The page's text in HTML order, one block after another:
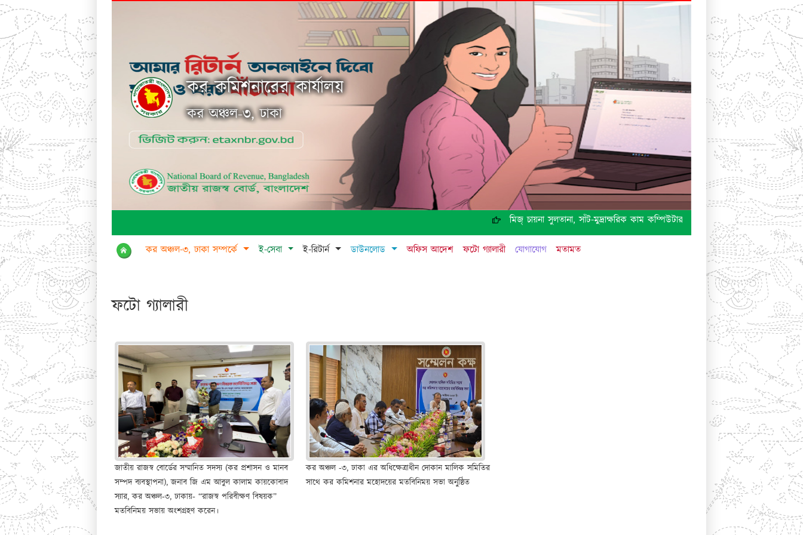
কর কমিশনারের কার্যালয়
কর অঞ্চল-৩, ঢাকা
মিজ্ চায়না সুলতানা, সাঁট-মুদ্রাক্ষরিক কাম কম্পিউটার অপারেটর, কর অঞ্চল-৩, ঢাকা এর
কর অঞ্চল-৩, ঢাকা সম্পর্কে ই-সেবা ই-রিটার্ন ডাউনলোড অফিস আদেশ ফটো গ্যালারী যোগাযোগ মতামত
ফটো গ্যালারী
জাতীয় রাজস্ব বোর্ডের সম্মানিত সদস্য (কর প্রশাসন ও মানব
সম্পদ ব্যবস্থাপনা), জনাব জি এম আবুল কালাম কায়কোবাদ
স্যার, কর অঞ্চল-৩, ঢাকায়- “রাজস্ব পরিবীক্ষণ বিষয়ক”
মতবিনিময় সভায় অংশগ্রহণ করেন।
কর অঞ্চল -৩, ঢাকা এর অধিক্ষেত্রাধীন দোকান মালিক সমিতির
সাথে কর কমিশনার মহোদয়ের মতবিনিময় সভা অনুষ্ঠিত